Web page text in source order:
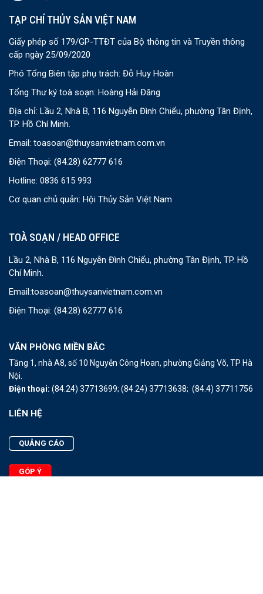
TẠP CHÍ THỦY SẢN VIỆT NAM
Giấy phép số 179/GP-TTĐT của Bộ thông tin và Truyền thông
cấp ngày 25/09/2020
Phó Tổng Biên tập phụ trách: Đỗ Huy Hoàn
Tổng Thư ký toà soạn: Hoàng Hải Đăng
Địa chỉ: Lầu 2, Nhà B, 116 Nguyễn Đình Chiểu, phường Tân Định,
TP. Hồ Chí Minh.
Email: toasoan@thuysanvietnam.com.vn
Điện Thoại: (84.28) 62777 616
Hotline: 0836 615 993
Cơ quan chủ quản: Hội Thủy Sản Việt Nam
TOÀ SOẠN / HEAD OFFICE
Lầu 2, Nhà B, 116 Nguyễn Đình Chiểu, phường Tân Định, TP. Hồ
Chí Minh.
Email:toasoan@thuysanvietnam.com.vn
Điện Thoại: (84.28) 62777 616
VĂN PHÒNG MIỀN BẮC
Tầng 1, nhà A8, số 10 Nguyễn Công Hoan, phường Giảng Võ, TP Hà
Nội.
Điện thoại: (84.24) 37713699; (84.24) 37713638; (84.4) 37711756
LIÊN HỆ
QUẢNG CÁO
GÓP Ý